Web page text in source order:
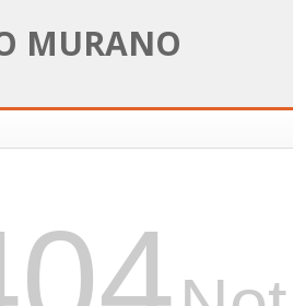
MURANO